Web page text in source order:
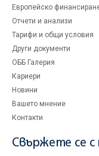
Европейско
Отчети и анализи
Тарифи и общи условия
Други документи
ОББ Галерия
Кариери
Новини
Вашето мнение
Контакти
Свържете се с